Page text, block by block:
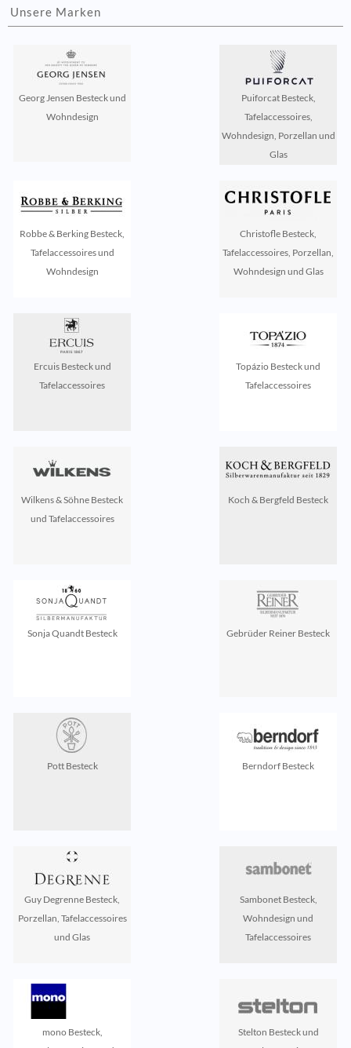
Unsere Marken
Georg Jensen Besteck und
Wohndesign
Puiforcat Besteck,
Tafelaccessoires,
Wohndesign, Porzellan und
Glas
Robbe & Berking Besteck,
Tafelaccessoires und
Wohndesign
Christofle Besteck,
Tafelaccessoires, Porzellan,
Wohndesign und Glas
Ercuis Besteck und
Tafelaccessoires
Topázio Besteck und
Tafelaccessoires
Wilkens & Söhne Besteck
und Tafelaccessoires
Koch & Bergfeld Besteck
Sonja Quandt Besteck Gebrüder Reiner Besteck
Pott Besteck Berndorf Besteck
Guy Degrenne Besteck,
Porzellan, Tafelaccessoires
und Glas
Sambonet Besteck,
Wohndesign und
Tafelaccessoires
mono Besteck,
Stelton Besteck und